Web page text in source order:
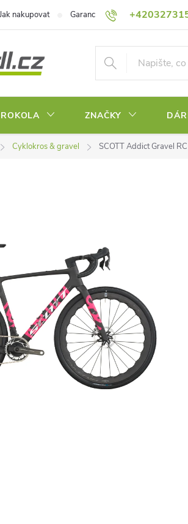
Jak nakupovat Garance nejnižší ceny!
ZNAČKY
Cyklokros & gravel SCOTT Addict Gravel